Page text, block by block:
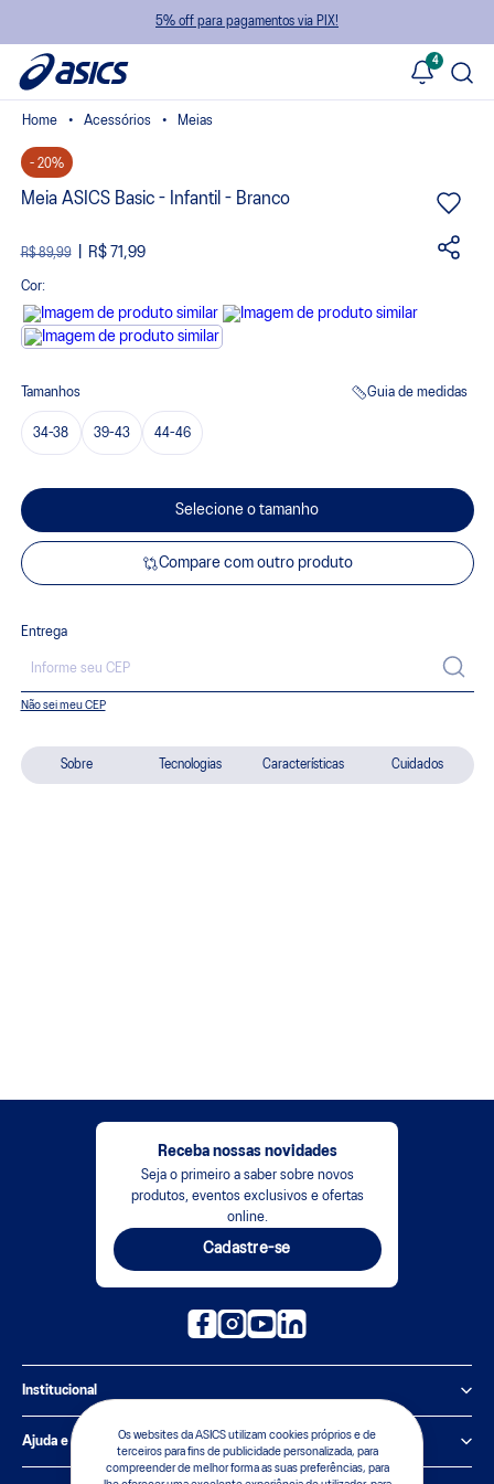
5% off para pagamentos via PIX!
4
Os websites da ASICS utilizam cookies próprios e de
terceiros para fins de publicidade personalizada, para
compreender de melhor forma as suas preferências, para
Sobre Tecnologias Características Cuidados
Acessórios Meias
- 20%
Meia ASICS Basic - Infantil - Branco
R$ 89,99 R$ 71,99
Cor:
Tamanhos Guia de medidas
34-38 39-43 44-46
Selecione o tamanho
Compare com outro produto
Entrega
Não sei meu CEP
Receba nossas novidades
Seja o primeiro a saber sobre novos
produtos, eventos exclusivos e ofertas
online.
Cadastre-se
Institucional
Política de Privacidade
Sobre a ASICS
Ajuda e suporte